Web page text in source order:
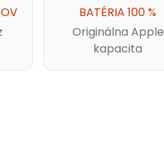
BATÉRIA 100 %
Originálna Apple
kapacita